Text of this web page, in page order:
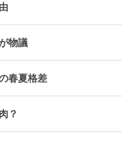
物議
春夏格差
？